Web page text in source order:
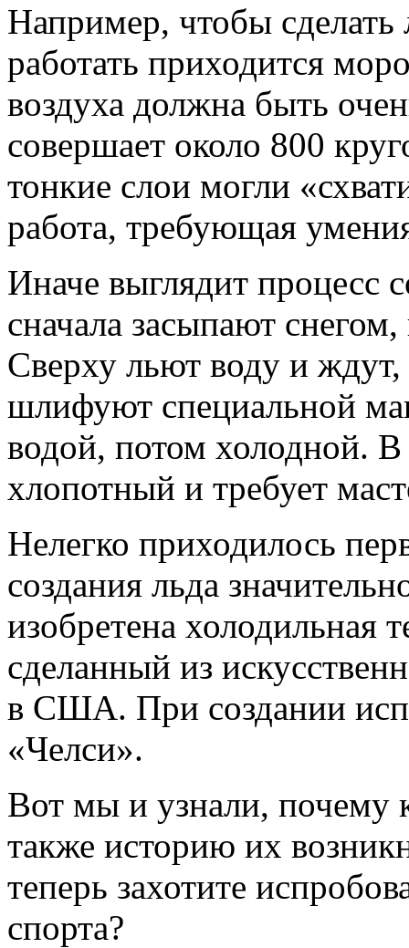
Например, чтобы
работать приходится
воздуха должна быть
совершает около 800
тонкие слои могли
работа, требующая
Иначе выглядит процесс
сначала засыпают
Сверху льют воду и ждут,
шлифуют специальной
водой, потом холодной.
хлопотный и требует
Нелегко приходилось
создания льда
изобретена холодильная
сделанный из
в США. При создании
«Челси».
Вот мы и узнали, почему
также историю их
теперь захотите
спорта?